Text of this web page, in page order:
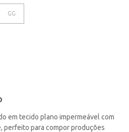
GG
em tecido plano impermeável com
perfeito para compor produções